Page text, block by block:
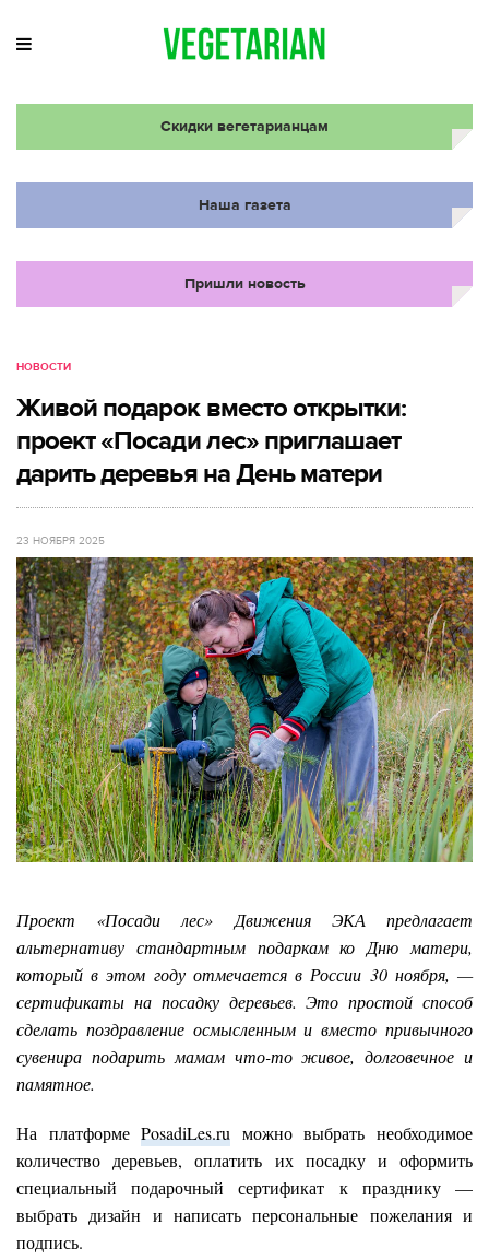
Скидки вегетарианцам
Наша газета
Пришли новость
НОВОСТИ
Живой подарок вместо открытки:
проект «Посади лес» приглашает
дарить деревья на День матери
23 НОЯБРЯ 2025
Проект «Посади лес» Движения ЭКА предлагает
альтернативу стандартным подаркам ко Дню матери,
который в этом году отмечается в России 30 ноября, —
сертификаты на посадку деревьев. Это простой способ
сделать поздравление осмысленным и вместо привычного
сувенира подарить мамам что-то живое, долговечное и
памятное.
На платформеPosadiLes.ru можно выбрать необходимое
количество деревьев, оплатить их посадку и оформить
специальный подарочный сертификат к празднику —
выбрать дизайн и написать персональные пожелания и
подпись.